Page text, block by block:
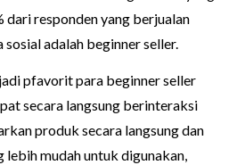
dari responden yang berjualan
adalah beginner seller.
pfavorit para beginner seller
secara langsung berinteraksi
produk secara langsung dan
mudah untuk digunakan,